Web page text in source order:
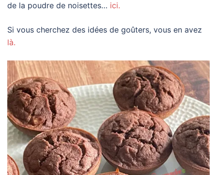
de la poudre de noisettes… ici.
Si vous cherchez des idées de goûters, vous en avez
là.